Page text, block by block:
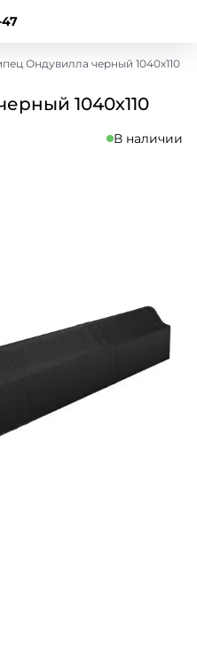
47
Ондувилла черный 1040х110
1040х110
В наличии